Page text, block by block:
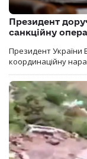
Президент
санкційну
Президент України
координаційну